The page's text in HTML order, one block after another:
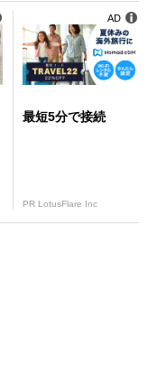
最短5分で接続
PR LotusFlare Inc
AD